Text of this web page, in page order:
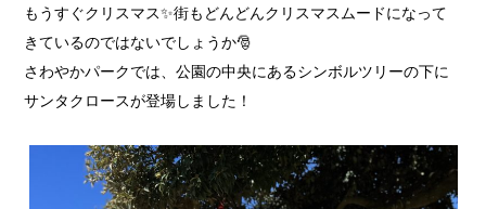
もうすぐクリスマス✨街もどんどんクリスマスムードになって
きているのではないでしょうか🎅
さわやかパークでは、公園の中央にあるシンボルツリーの下に
サンタクロースが登場しました！